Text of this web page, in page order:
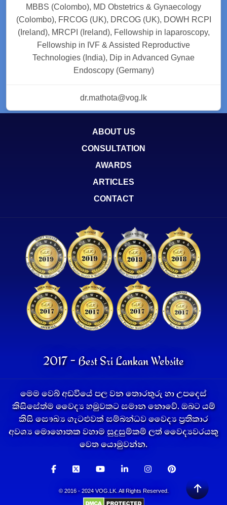
MBBS (Colombo), MD Obstetrics & Gynaecology
(Colombo), FRCOG (UK), DRCOG (UK), DOWH RCPI
(Ireland), MRCPI (Ireland), Fellowship in laparoscopy,
Fellowship in IVF & Assisted Reproductive
Technologies (India), Dip in Advanced Gynae
Endoscopy (Germany)
dr.mathota@vog.lk
ABOUT US
CONSULTATION
AWARDS
ARTICLES
CONTACT
2017 - Best Sri Lankan Website
මෙම වෙබ් අඩවියේ පල වන තොරතුරු හා උපදෙස්
කිසිසේත්ම වෛද්‍ය හමුවකට සමාන නොවේ. ඔබට යම්
කිසි සෞඛ්‍ය ගැටළුවක් සම්බන්ධව වෛද්‍ය ප්‍රතිකාර
අවශ්‍ය මොහොතක වහාම සුදුසුම්කම් ලත් වෛද්‍යවරයකු
වෙත යොමුවන්න.
© 2016 - 2024 VOG.LK. All Rights Reserved.